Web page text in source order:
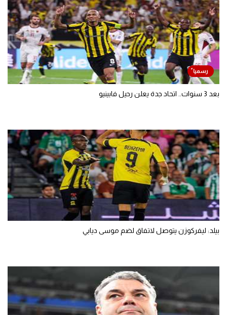
بعد 3 سنوات.. اتحاد جدة يعلن رحيل فابينيو
بيلد: ليفركوزن يتوصل لاتفاق لضم موسى ديابي